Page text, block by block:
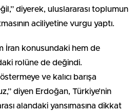
diyerek, uluslararası toplumun
aciliyetine vurgu yaptı.
İran konusundaki hem de
rolüne de değindi.
ve kalıcı barışa
diyen Erdoğan, Türkiye’nin
alandaki yansımasına dikkat